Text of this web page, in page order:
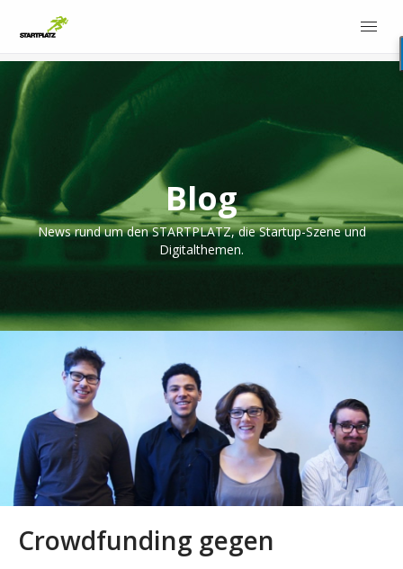
Blog
News rund um den STARTPLATZ, die Startup-Szene und
Digitalthemen.
Crowdfunding gegen